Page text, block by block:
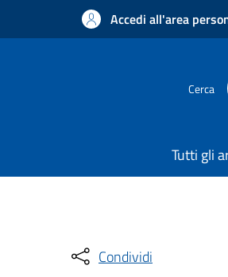
Accedi all'area
Cerca
Tutti gli
Condividi